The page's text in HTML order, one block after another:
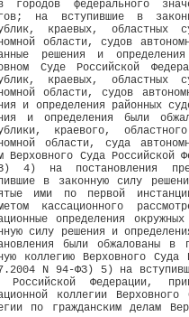
городов федерального
на вступившие в
краевых, областных
области, судов
решения и
Суде Российской
краевых, областных
области, судов
и определения районных
и определения были
краевого,
области, суда
Верховного Суда
4) на постановления
в законную силу
ими по первой
кассационного
определения
силу решения и
были обжалованы
коллегию Верховного
N 94-ФЗ) 5) на
Российской Федерации,
коллегии
по гражданским делам